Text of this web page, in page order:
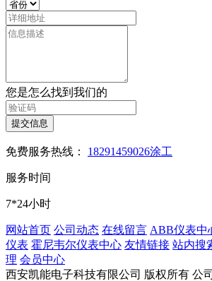
您是怎么找到我们的
提交信息
免费服务热线： 18291459026涂工
服务时间
7*24小时
网站首页 公司动态 在线留言 ABB仪表中
仪表 霍尼韦尔仪表中心 友情链接 站内搜
理 会员中心
西安凯能电子科技有限公司 版权所有 公